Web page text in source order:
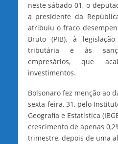
neste sábado 01, o
a presidente da
atribuiu o fraco
Bruto (PIB), à
tributária e às
empresários, que
investimentos.
Bolsonaro fez menção ao
sexta-feira, 31, pelo
Geografia e Estatística
crescimento de apenas
trimestre, depois de uma